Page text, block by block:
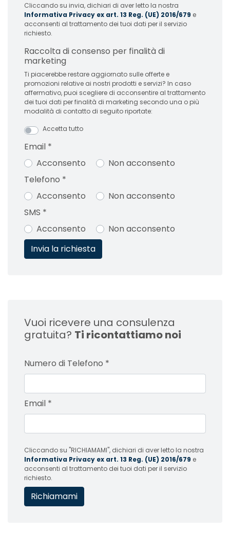
Cliccando su invia, dichiari di aver letto la nostra
Informativa Privacy ex art. 13 Reg. (UE) 2016/679 e
acconsenti al trattamento dei tuoi dati per il servizio
richiesto.
Raccolta di consenso per finalità di
marketing
Ti piacerebbe restare aggiornato sulle offerte e
promozioni relative ai nostri prodotti e servizi? In caso
affermativo, puoi scegliere di acconsentire al trattamento
dei tuoi dati per finalità di marketing secondo una o più
modalità di contatto di seguito riportate:
Accetta tutto
Email *
Acconsento
Non acconsento
Telefono *
Acconsento
Non acconsento
SMS *
Acconsento
Non acconsento
Vuoi ricevere una consulenza
gratuita? Ti ricontattiamo noi
Numero di Telefono *
Email *
Cliccando su "RICHIAMAMI", dichiari di aver letto la nostra
Informativa Privacy ex art. 13 Reg. (UE) 2016/679 e
acconsenti al trattamento dei tuoi dati per il servizio
richiesto.